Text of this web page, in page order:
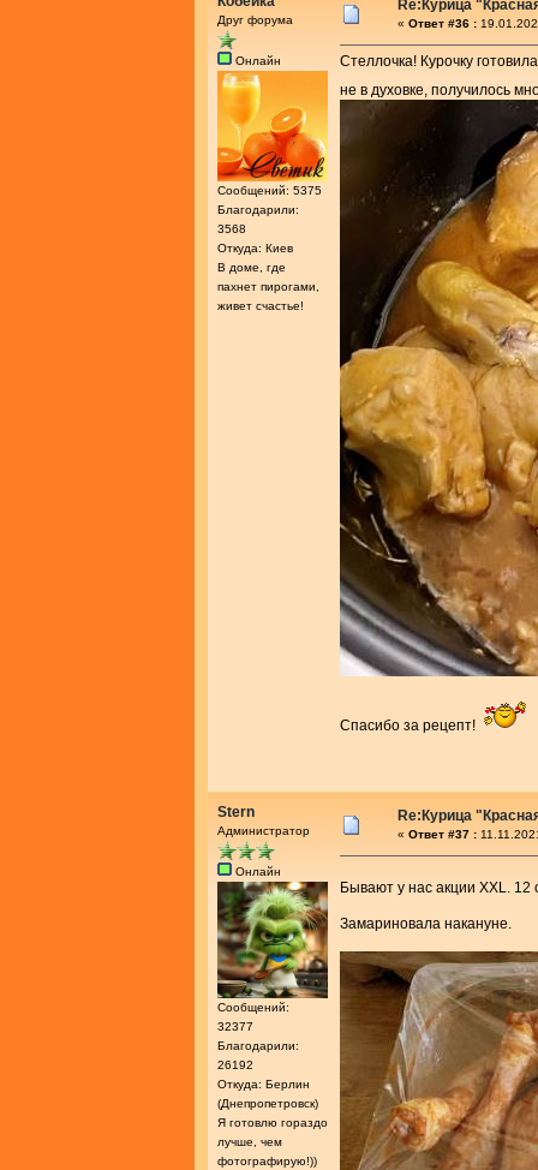
Друг форума
Онлайн
Сообщений: 5375
Благодарили:
3568
Откуда: Киев
В доме, где
пахнет пирогами,
живет счастье!
Re:Курица
« Ответ #36 :
Стеллочка! Курочку
не в духовке, получилось
Спасибо за рецепт!
Stern
Администратор
Онлайн
Сообщений:
32377
Благодарили:
26192
Откуда: Берлин
(Днепропетровск)
Я готовлю гораздо
лучше, чем
фотографирую!))
Re:Курица
« Ответ #37 :
Бывают у нас акции XXL. 12
Замариновала накануне.